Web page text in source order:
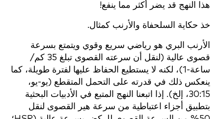
هذا النهج قد يضر أكثر مما ينفع!
خذ حكاية السلحفاة والأرنب كمثال.
الأرنب البري هو رياضي سريع وقوي ويتمتع بسرعة
قصوى عالية (لنقل أن سرعته القصوى تبلغ 35 كم/
ساعة-1)، لكنه لا يستطيع الحفاظ عليها لفترة طويلة، كما
ينعكس ذلك في قدرته على التحمل المتقطع (يو-يو،
30:15، إلخ). إذا اتبعنا النهج المتبع في الأدبيات البحثية
بتطبيق أجزاء اعتباطية من سرعة هير القصوى لنقل